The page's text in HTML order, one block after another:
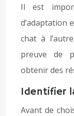
Il est
d’adaptation
chat à
preuve de
obtenir des
Identifier
Avant de